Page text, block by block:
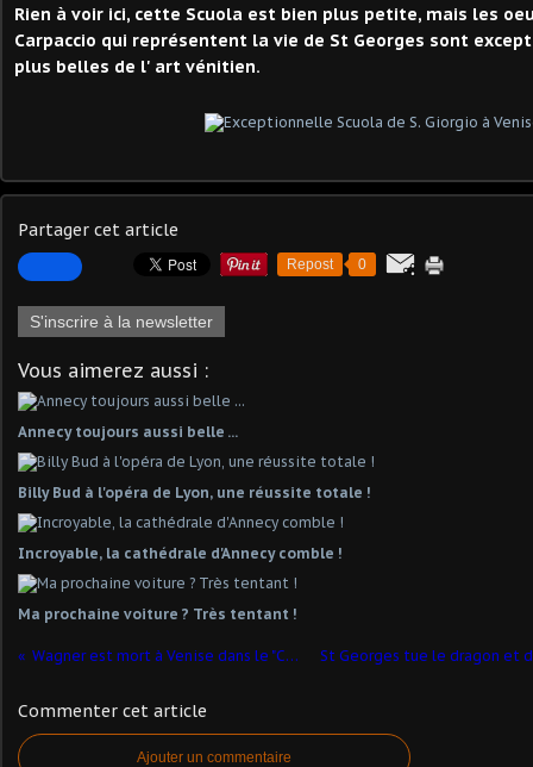
Rien à voir ici, cette Scuola est bien plus petite, mais les
Carpaccio qui représentent la vie de St Georges sont
plus belles de l' art vénitien.
Partager cet article
Repost 0
S'inscrire à la newsletter
Vous aimerez aussi :
Annecy toujours aussi belle ...
Billy Bud à l'opéra de Lyon, une réussite totale !
Incroyable, la cathédrale d'Annecy comble !
Ma prochaine voiture ? Très tentant !
Wagner est mort à Venise dans le "Casino"
Commenter cet article
Ajouter un commentaire